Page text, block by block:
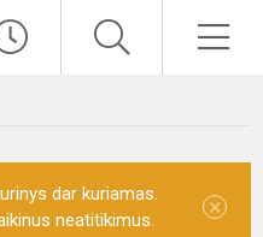
dar kuriamas.
neatitikimus.
×